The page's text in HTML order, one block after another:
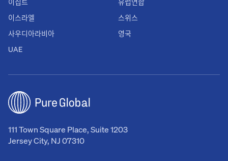
111 Town Square Place, Suite 1203
Jersey City, NJ 07310
스위스
영국
이스라엘
사우디아라비아
UAE